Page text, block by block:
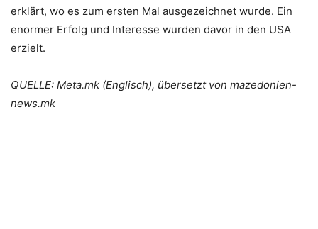
erklärt, wo es zum ersten Mal ausgezeichnet wurde. Ein
enormer Erfolg und Interesse wurden davor in den USA
erzielt.
QUELLE: Meta.mk (Englisch), übersetzt von mazedonien-
news.mk